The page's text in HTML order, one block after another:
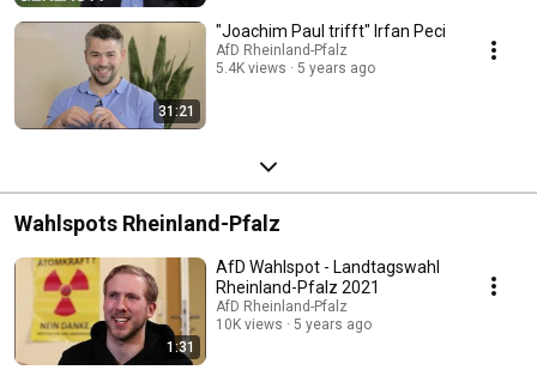
31:21
"Joachim Paul trifft" Irfan Peci
AfD Rheinland-Pfalz
5.4K views
5 years ago
Wahlspots Rheinland-Pfalz
1:31
AfD Wahlspot - Landtagswahl
Rheinland-Pfalz 2021
AfD Rheinland-Pfalz
10K views
5 years ago